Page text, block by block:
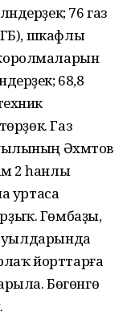
76 газ
шкафлы
68,8
Газ
Әхмәтов
2 һанлы
уртаса
Гөмбаҙы,
ауылдарында
йорттарға
Бөгөнгө